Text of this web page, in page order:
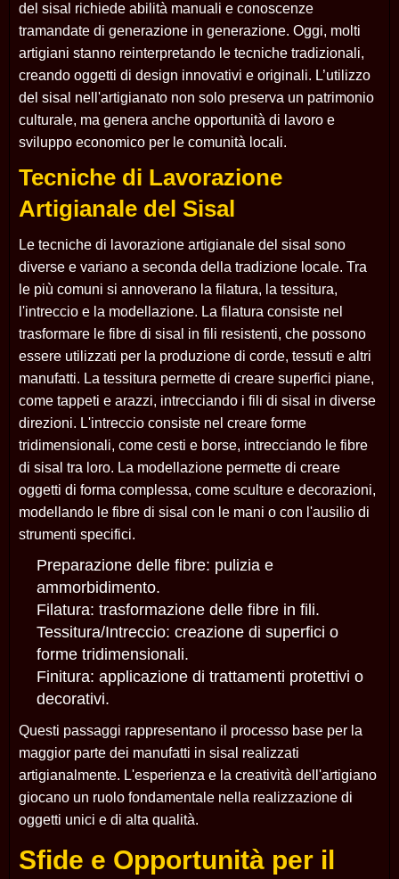
del sisal richiede abilità manuali e conoscenze
tramandate di generazione in generazione. Oggi, molti
artigiani stanno reinterpretando le tecniche tradizionali,
creando oggetti di design innovativi e originali. L’utilizzo
del sisal nell'artigianato non solo preserva un patrimonio
culturale, ma genera anche opportunità di lavoro e
sviluppo economico per le comunità locali.
Tecniche di Lavorazione
Artigianale del Sisal
Le tecniche di lavorazione artigianale del sisal sono
diverse e variano a seconda della tradizione locale. Tra
le più comuni si annoverano la filatura, la tessitura,
l'intreccio e la modellazione. La filatura consiste nel
trasformare le fibre di sisal in fili resistenti, che possono
essere utilizzati per la produzione di corde, tessuti e altri
manufatti. La tessitura permette di creare superfici piane,
come tappeti e arazzi, intrecciando i fili di sisal in diverse
direzioni. L'intreccio consiste nel creare forme
tridimensionali, come cesti e borse, intrecciando le fibre
di sisal tra loro. La modellazione permette di creare
oggetti di forma complessa, come sculture e decorazioni,
modellando le fibre di sisal con le mani o con l'ausilio di
strumenti specifici.
Preparazione delle fibre: pulizia e
ammorbidimento.
Filatura: trasformazione delle fibre in fili.
Tessitura/Intreccio: creazione di superfici o
forme tridimensionali.
Finitura: applicazione di trattamenti protettivi o
decorativi.
Questi passaggi rappresentano il processo base per la
maggior parte dei manufatti in sisal realizzati
artigianalmente. L'esperienza e la creatività dell'artigiano
giocano un ruolo fondamentale nella realizzazione di
oggetti unici e di alta qualità.
Sfide e Opportunità per il